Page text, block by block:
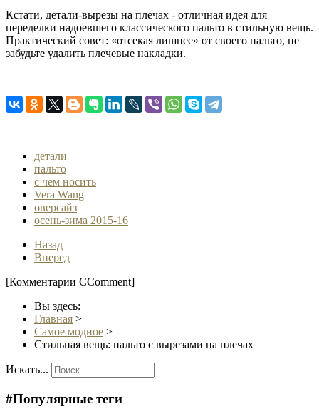
Кстати, детали-вырезы на плечах - отличная идея для
переделки надоевшего классического пальто в стильную вещь.
Практический совет: «отсекая лишнее» от своего пальто, не
забудьте удалить плечевые накладки.
детали
пальто
с чем носить
Vera Wang
оверсайз
осень-зима 2015-16
Назад
Вперед
[Комментарии CComment]
Вы здесь:
Главная >
Самое модное >
Стильная вещь: пальто с вырезами на плечах
Искать...
#Популярные теги